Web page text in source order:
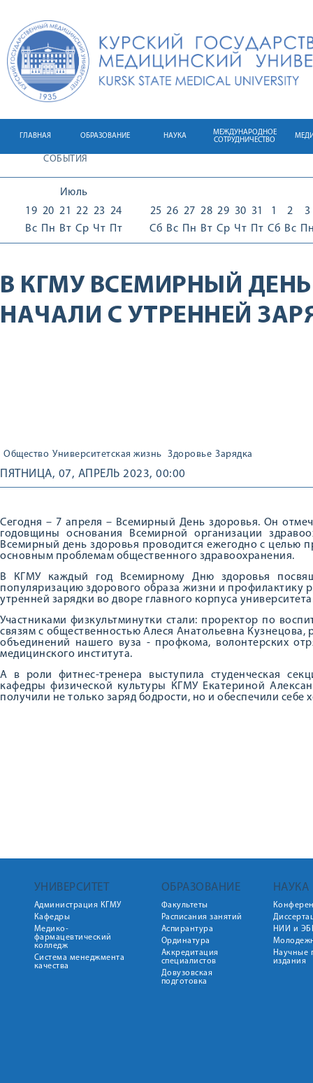
ГЛАВНАЯ ОБРАЗОВАНИЕ НАУКА
МЕЖДУНАРОДНОЕ
СОТРУДНИЧЕСТВО
СОБЫТИЯ
Июль
19
Вс
20
Пн
21
Вт
22
Ср
23
Чт
24
Пт
25
Сб
26
Вс
27
Пн
28
Вт
29
Ср
30
Чт
31
Пт
1
Сб
2
Вс
3
В КГМУ ВСЕМИРНЫЙ
НАЧАЛИ С УТРЕННЕЙ
Общество Университетская жизнь Здоровье Зарядка
ПЯТНИЦА, 07, АПРЕЛЬ 2023, 00:00
Сегодня – 7 апреля – Всемирный День здоровья. Он
годовщины основания Всемирной организации
Всемирный день здоровья проводится ежегодно с целью
основным проблемам общественного здравоохранения.
В КГМУ каждый год Всемирному Дню здоровья
популяризацию здорового образа жизни и профилактику
утренней зарядки во дворе главного корпуса
Участниками физкультминутки стали: проректор по
связям с общественностью Алеся Анатольевна Кузнецова,
объединений нашего вуза - профкома, волонтерских
медицинского института.
А в роли фитнес-тренера выступила студенческая
кафедры физической культуры КГМУ Екатериной
получили не только заряд бодрости, но и обеспечили себе
УНИВЕРСИТЕТ
Администрация КГМУ
Кафедры
Медико-
фармацевтический
колледж
Система менеджмента
качества
ОБРАЗОВАНИЕ
Факультеты
Расписания занятий
Аспирантура
Ординатура
Аккредитация
специалистов
Довузовская
подготовка
НАУКА
НИИ и
Научные
издания